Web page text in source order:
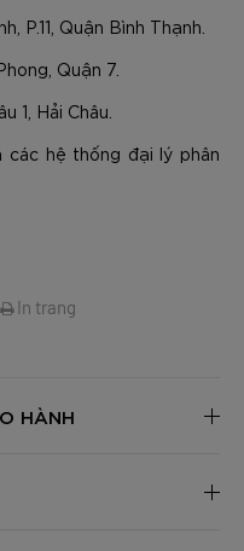
P.11, Quận Bình Thạnh.
Quận 7.
1, Hải Châu.
hệ thống đại lý phân
In trang
HÀNH